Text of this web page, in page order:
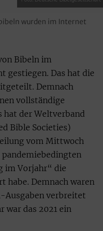
wurden im Internet
Bibeln im
gestiegen. Das hat die
Demnach
vollständige
hat der Weltverband
Bible Societies)
vom Mittwoch
pandemiebedingten
im Vorjahr“ die
habe. Demnach waren
Ausgaben verbreitet
war das 2021 ein